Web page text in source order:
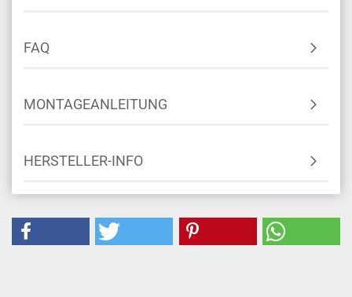
FAQ
MONTAGEANLEITUNG
HERSTELLER-INFO